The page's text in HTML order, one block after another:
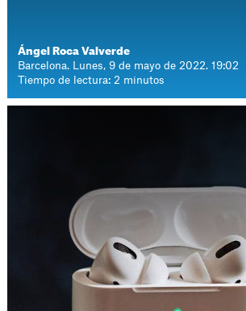
Ángel Roca Valverde
Barcelona. Lunes, 9 de mayo de 2022. 19:02
Tiempo de lectura: 2 minutos